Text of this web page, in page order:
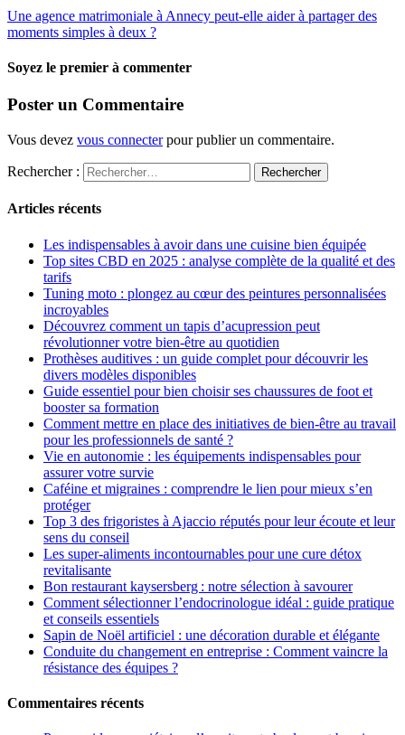
Une agence matrimoniale à Annecy peut-elle aider à partager des
moments simples à deux ?
Soyez le premier à commenter
Poster un Commentaire
Vous devez vous connecterpour publier un commentaire.
Rechercher :
Articles récents
Les indispensables à avoir dans une cuisine bien équipée
Top sites CBD en 2025 : analyse complète de la qualité et des
tarifs
Tuning moto : plongez au cœur des peintures personnalisées
incroyables
Découvrez comment un tapis d’acupression peut
révolutionner votre bien-être au quotidien
Prothèses auditives : un guide complet pour découvrir les
divers modèles disponibles
Guide essentiel pour bien choisir ses chaussures de foot et
booster sa formation
Comment mettre en place des initiatives de bien-être au travail
pour les professionnels de santé ?
Vie en autonomie : les équipements indispensables pour
assurer votre survie
Caféine et migraines : comprendre le lien pour mieux s’en
protéger
Top 3 des frigoristes à Ajaccio réputés pour leur écoute et leur
sens du conseil
Les super-aliments incontournables pour une cure détox
revitalisante
Bon restaurant kaysersberg : notre sélection à savourer
Comment sélectionner l’endocrinologue idéal : guide pratique
et conseils essentiels
Sapin de Noël artificiel : une décoration durable et élégante
Conduite du changement en entreprise : Comment vaincre la
résistance des équipes ?
Commentaires récents